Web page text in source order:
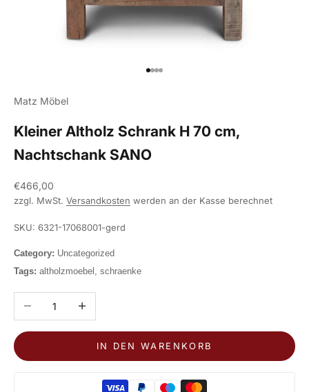
Gehe zu Element 1
Gehe zu Element 2
Gehe zu Element 3
Gehe zu Element 4
Matz Möbel
Kleiner Altholz Schrank H 70 cm,
Nachtschank SANO
Angebot
€466,00
zzgl. MwSt. Versandkosten werden an der Kasse berechnet
SKU: 6321-17068001-gerd
Category: Uncategorized
Tags: altholzmoebel, schraenke
Anzahl verringernAnzahl erhöhen
IN DEN WARENKORB